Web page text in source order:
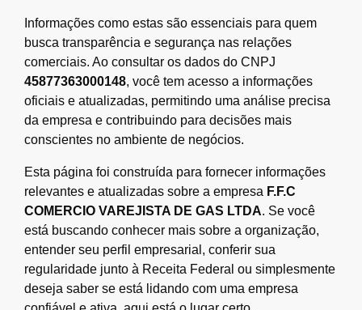
Informações como estas são essenciais para quem
busca transparência e segurança nas relações
comerciais. Ao consultar os dados do CNPJ
45877363000148, você tem acesso a informações
oficiais e atualizadas, permitindo uma análise precisa
da empresa e contribuindo para decisões mais
conscientes no ambiente de negócios.
Esta página foi construída para fornecer informações
relevantes e atualizadas sobre a empresa F.F.C
COMERCIO VAREJISTA DE GAS LTDA. Se você
está buscando conhecer mais sobre a organização,
entender seu perfil empresarial, conferir sua
regularidade junto à Receita Federal ou simplesmente
deseja saber se está lidando com uma empresa